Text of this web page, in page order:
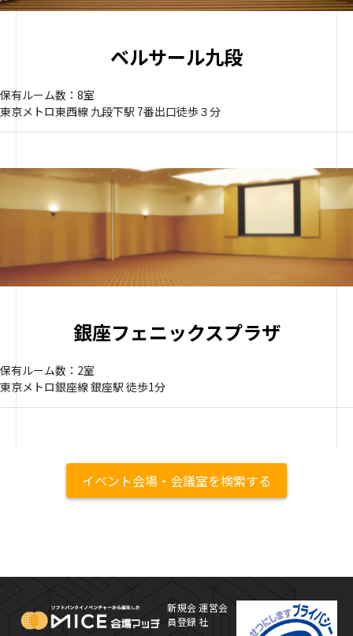
ベルサール九段
保有ルーム数：8室
東京メトロ東西線 九段下駅 7番出口徒歩３分
銀座フェニックスプラザ
保有ルーム数：2室
東京メトロ銀座線 銀座駅 徒歩1分
イベント会場・会議室を検索する
MICE Platform
新規会
員登録
運営会
社